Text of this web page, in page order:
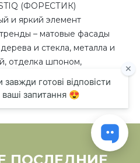
(ФОРЕСТИК)
и яркий элемент
– матовые фасады
и стекла, металла и
отделка шпоном,
молдинги.